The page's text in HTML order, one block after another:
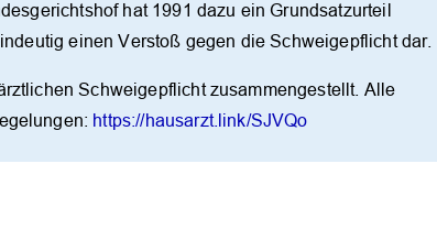
hat 1991 dazu ein Grundsatzurteil
einen Verstoß gegen die Schweigepflicht dar.
Schweigepflicht zusammengestellt. Alle
https://hausarzt.link/SJVQo